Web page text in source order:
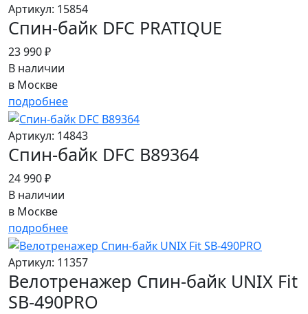
Артикул: 15854
Спин-байк DFC PRATIQUE
23 990 ₽
В наличии
в Москве
подробнее
Артикул: 14843
Спин-байк DFC B89364
24 990 ₽
В наличии
в Москве
подробнее
Артикул: 11357
Велотренажер Спин-байк UNIX Fit
SB-490PRO